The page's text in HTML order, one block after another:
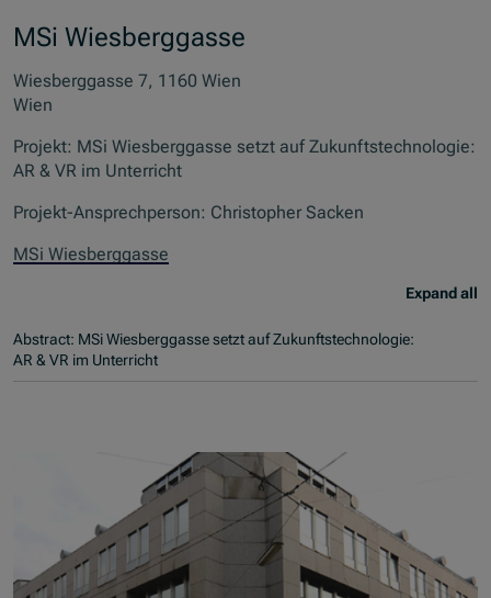
MSi Wiesberggasse
Wiesberggasse 7, 1160 Wien
Wien
Projekt: MSi Wiesberggasse setzt auf Zukunftstechnologie:
AR & VR im Unterricht
Projekt-Ansprechperson: Christopher Sacken
MSi Wiesberggasse
Expand all
Abstract: MSi Wiesberggasse setzt auf Zukunftstechnologie:
AR & VR im Unterricht